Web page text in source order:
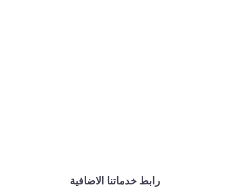
رابط خدماتنا الاضافية